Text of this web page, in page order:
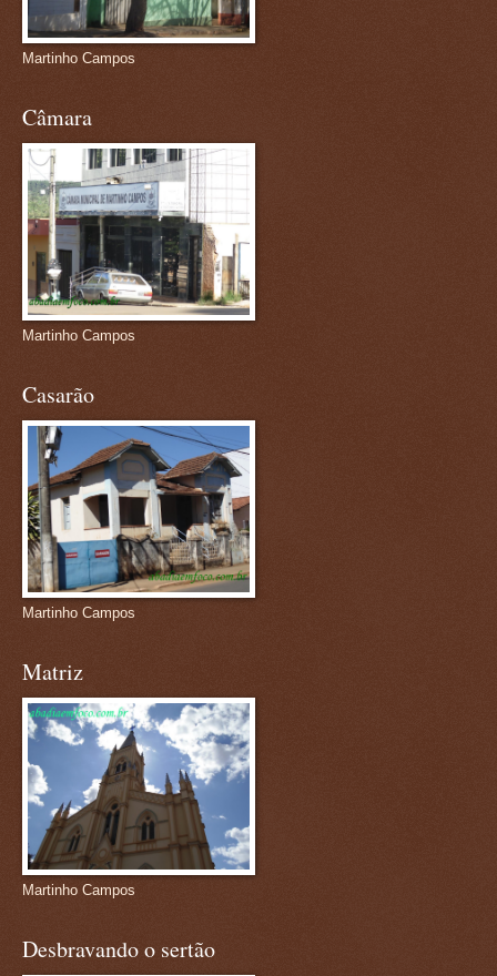
Martinho Campos
Câmara
Martinho Campos
Casarão
Martinho Campos
Matriz
Martinho Campos
Desbravando o sertão